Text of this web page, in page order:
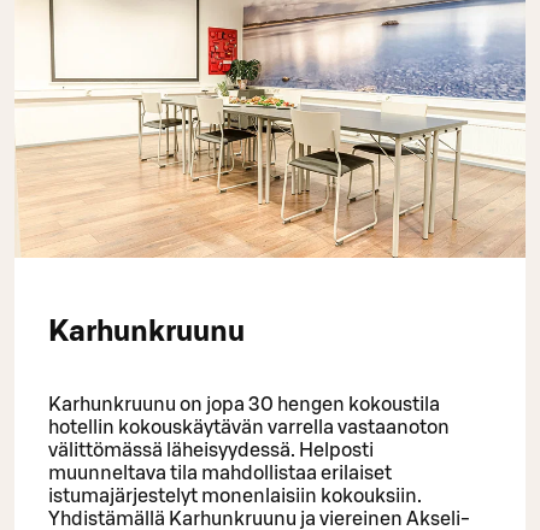
Karhunkruunu
Karhunkruunu on jopa 30 hengen kokoustila
hotellin kokouskäytävän varrella vastaanoton
välittömässä läheisyydessä. Helposti
muunneltava tila mahdollistaa erilaiset
istumajärjestelyt monenlaisiin kokouksiin.
Yhdistämällä Karhunkruunu ja viereinen Akseli-